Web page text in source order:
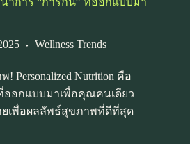
Wellness Trends
Nutrition คือ
ออกแบบมาเพื่อคุณคนเดียว
ยเพื่อผลลัพธ์สุขภาพที่ดีที่สุด